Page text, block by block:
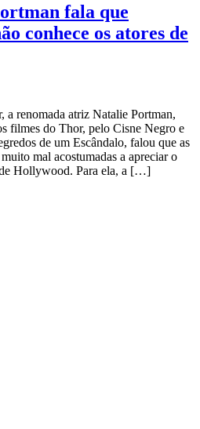
fala que
conhece os atores de
a renomada atriz Natalie Portman,
filmes do Thor, pelo Cisne Negro e
de um Escândalo, falou que as
mal acostumadas a apreciar o
de Hollywood. Para ela, a […]